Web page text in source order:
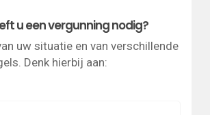
u een vergunning nodig?
uw situatie en van verschillende
Denk hierbij aan: